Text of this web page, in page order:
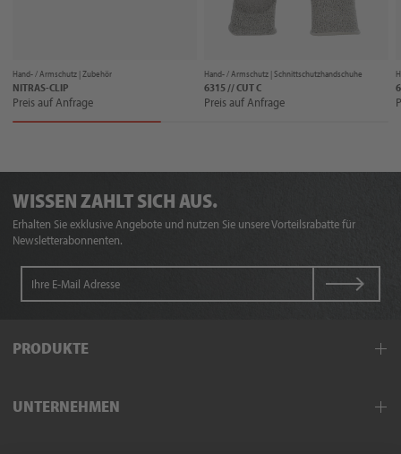
Hand- / Armschutz |Zubehör
NITRAS-CLIP
Preis auf Anfrage
Hand- / Armschutz |Schnittschutzhandschuhe
6315 // CUT C
Preis auf Anfrage
WISSEN ZAHLT SICH AUS.
Erhalten Sie exklusive Angebote und nutzen Sie unsere Vorteilsrabatte für
Newsletterabonnenten.
PRODUKTE
Schutzkleidung
UNTERNEHMEN